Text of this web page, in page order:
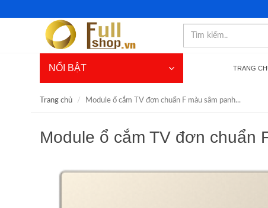
NỔI BẬT TRANG
Trang chủ Module ổ cắm TV đơn chuẩn F màu sâm panh...
Module ổ cắm TV đơn chuẩn